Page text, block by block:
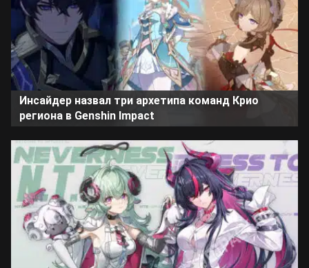
Инсайдер назвал три архетипа команд Крио
региона в Genshin Impact